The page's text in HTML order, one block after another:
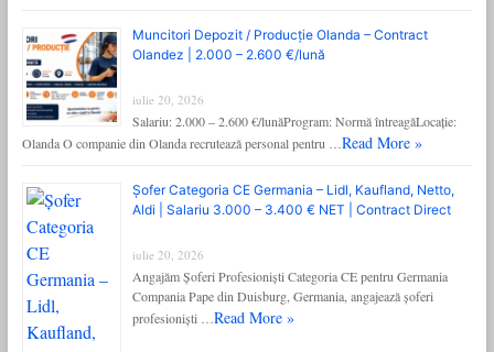
Muncitori Depozit / Producție Olanda – Contract
Olandez | 2.000 – 2.600 €/lună
iulie 20, 2026
Salariu: 2.000 – 2.600 €/lunăProgram: Normă întreagăLocație:
Olanda O companie din Olanda recrutează personal pentru … Read More »
Șofer Categoria CE Germania – Lidl, Kaufland, Netto,
Aldi | Salariu 3.000 – 3.400 € NET | Contract Direct
iulie 20, 2026
Angajăm Șoferi Profesioniști Categoria CE pentru Germania
Compania Pape din Duisburg, Germania, angajează șoferi
profesioniști … Read More »